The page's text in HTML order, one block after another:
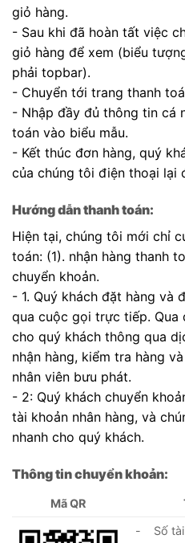
giỏ hàng.
- Sau khi đã hoàn tất việc
giỏ hàng để xem (biểu
phải topbar).
- Chuyển tới trang thanh
- Nhập đầy đủ thông tin cá
toán vào biểu mẫu.
- Kết thúc đơn hàng, quý
của chúng tôi điện thoại lại
Hướng dẫn thanh toán:
Hiện tại, chúng tôi mới chỉ
toán: (1). nhận hàng thanh
chuyển khoản.
- 1. Quý khách đặt hàng và
qua cuộc gọi trực tiếp. Qua
cho quý khách thông qua
nhận hàng, kiểm tra hàng
nhân viên bưu phát.
- 2: Quý khách chuyển
tài khoản nhân hàng, và
nhanh cho quý khách.
Thông tin chuyển khoản:
Mã QR
- Số tài